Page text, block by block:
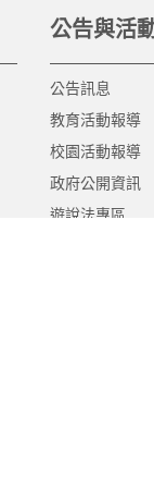
公告與活
公告訊息
教育活動報導
校園活動報導
政府公開資訊
遊說法專區